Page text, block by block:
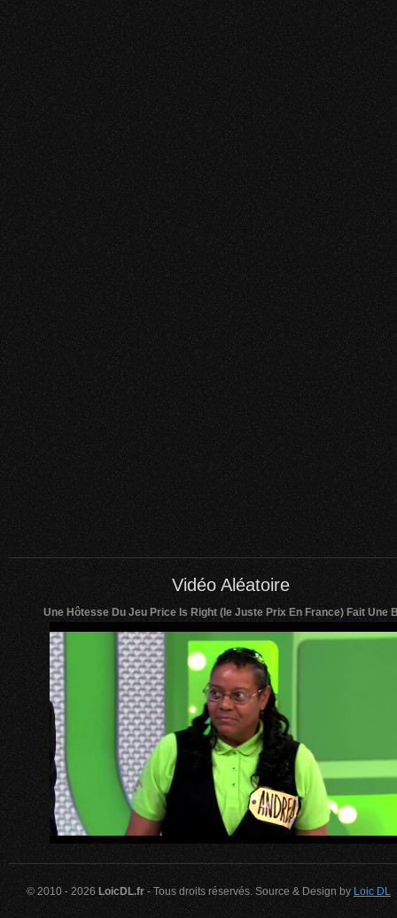
Vidéo Aléatoire
Une Hôtesse Du Jeu Price Is Right (le Juste Prix En France) Fait Une
© 2010 - 2026 LoicDL.fr- Tous droits réservés. Source & Design byLoic DL